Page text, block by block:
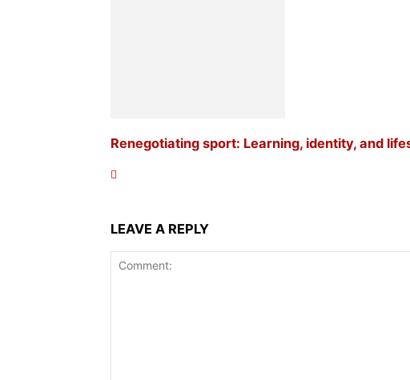
Renegotiating sport: Learning, identity, and
LEAVE A REPLY